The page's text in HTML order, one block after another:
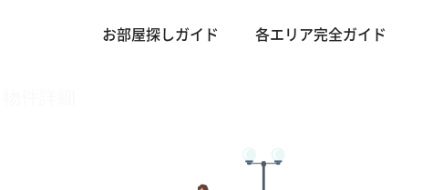
お部屋探しガイド 各エリア完全ガイド